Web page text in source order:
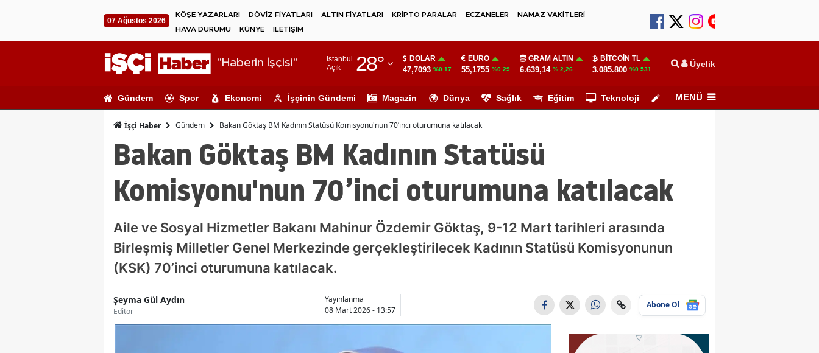
07 Ağustos 2026
KÖŞE YAZARLARI DÖVİZ FİYATLARI ALTIN FİYATLARI KRİPTO PARALAR ECZANELER
NAMAZ VAKİTLERİ
HAVA DURUMU
KÜNYE İLETİŞİM
"Haberin İşçisi"
İstanbul
Açık
28°
Adıyaman
Ağrı
Ankara
Antalya
Aydın
Bilecik
Bingöl
DOLAR
47,7093 %0.17
EURO
55,1755 %0.29
GRAM ALTIN
6.639,14 % 2,26
BITCOIN TL
3.085.800 %0.531 Üyelik
Gündem Spor Ekonomi İşçinin Gündemi Magazin Dünya Sağlık Eğitim Teknoloji Köşe Yazarları
MENÜ
İşçi Haber Gündem Bakan Göktaş BM Kadının Statüsü Komisyonu'nun 70’inci oturumuna katılacak
Bakan Göktaş BM Kadının Statüsü
Komisyonu'nun 70’inci oturumuna katılacak
Aile ve Sosyal Hizmetler Bakanı Mahinur Özdemir Göktaş, 9-12 Mart tarihleri arasında
Birleşmiş Milletler Genel Merkezinde gerçekleştirilecek Kadının Statüsü Komisyonunun
(KSK) 70’inci oturumuna katılacak.
Şeyma Gül Aydın
Editör
Yayınlanma
08 Mart 2026 - 13:57
Abone Ol